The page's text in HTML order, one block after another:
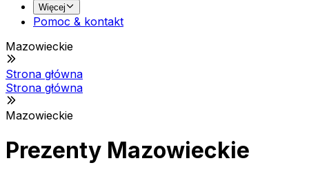
Więcej
Pomoc & kontakt
Mazowieckie
Strona główna
Strona główna
Mazowieckie
Prezenty Mazowieckie